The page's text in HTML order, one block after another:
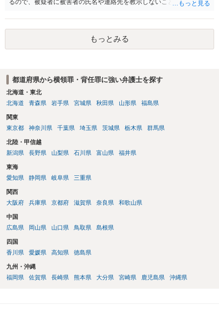
るので、被疑者に被害者の氏名や連絡先を教示しないことがあり得ま
でしたら、弁護士に依頼される必要が生じます。 なお、捜査機関の言
う「横領罪」は、相談の背景に記載されている事情から占有離脱物横
領罪を指すと思われます。 上記、ご参考ください。
もっとみる
都道府県から横領罪・背任罪に強い弁護士を探す
北海道・東北
北海道
青森県 岩手県 宮城県 秋田県 山形県 福島県
関東
東京都
神奈川県 千葉県 埼玉県 茨城県 栃木県 群馬県
北陸・甲信越
新潟県
長野県 山梨県 石川県 富山県 福井県
東海
愛知県
静岡県 岐阜県 三重県
関西
大阪府
兵庫県 京都府 滋賀県 奈良県 和歌山県
中国
広島県
岡山県 山口県 鳥取県 島根県
四国
香川県
愛媛県 高知県 徳島県
九州・沖縄
福岡県
佐賀県 長崎県 熊本県 大分県 宮崎県 鹿児島県 沖縄県